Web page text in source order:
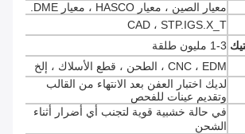
معيار الصين ، معيار HASCO ، معيار DME.
CAD ، STP.IGS.X_T
1-3 مليون طلقة
CNC ، EDM ، الطحن ، قطع الأسلاك ، إلخ
لديك اختبار العفن بعد الانتهاء من القالب
وتقديم عينات للفحص
في حالة خشبية قوية لتجنب أي أضرار أثناء
الشحن